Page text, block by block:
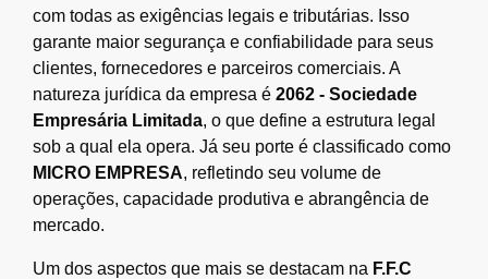
com todas as exigências legais e tributárias. Isso
garante maior segurança e confiabilidade para seus
clientes, fornecedores e parceiros comerciais. A
natureza jurídica da empresa é 2062 - Sociedade
Empresária Limitada, o que define a estrutura legal
sob a qual ela opera. Já seu porte é classificado como
MICRO EMPRESA, refletindo seu volume de
operações, capacidade produtiva e abrangência de
mercado.
Um dos aspectos que mais se destacam na F.F.C